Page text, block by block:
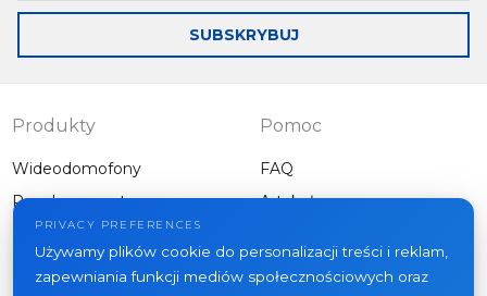
mail
SUBSKRYBUJ
Produkty
Wideodomofony
Panele zewnętrzne
Inny sprzęt
Pomoc
FAQ
Artykuły
Projekty
PRIVACY PREFERENCES
Używamy plików cookie do personalizacji treści i reklam,
zapewniania funkcji mediów społecznościowych oraz